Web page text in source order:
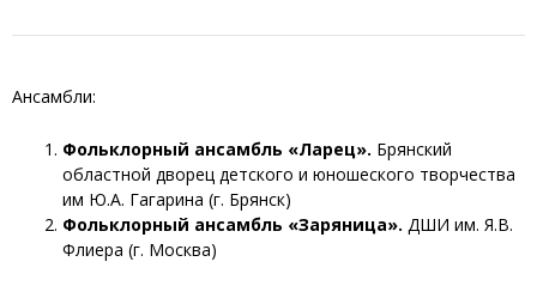
Ансамбли:
Фольклорный ансамбль «Ларец». Брянский
областной дворец детского и юношеского творчества
им Ю.А. Гагарина (г. Брянск)
Фольклорный ансамбль «Заряница». ДШИ им. Я.В.
Флиера (г. Москва)